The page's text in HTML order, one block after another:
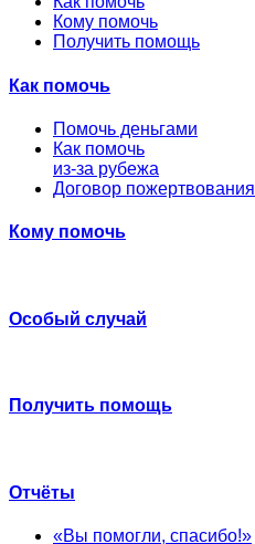
Кому помочь
Получить помощь
Как помочь
Помочь деньгами
Как помочь
из-за рубежа
Договор пожертвования
Кому помочь
Особый случай
Получить помощь
Отчёты
«Вы помогли, спасибо!»